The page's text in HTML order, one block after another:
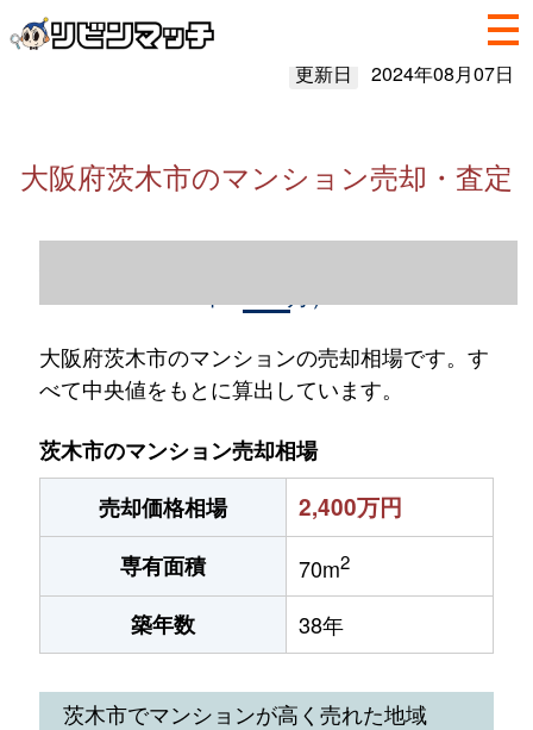
更新日 2024年08月07日
大阪府茨木市のマンション売却・査定
大阪府茨木市のマンションの売却相場です。す
べて中央値をもとに算出しています。
茨木市のマンション売却相場
売却価格相場
2,400万円
専有面積 70m2
築年数 38年
茨木市でマンションが高く売れた地域